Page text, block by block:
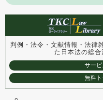
判例・法令・文献情報・法律
た 日本法の総
サー
無料